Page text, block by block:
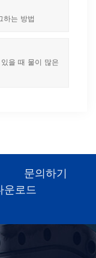
하는 방법
을 때 물이 많은
문의하기
운로드